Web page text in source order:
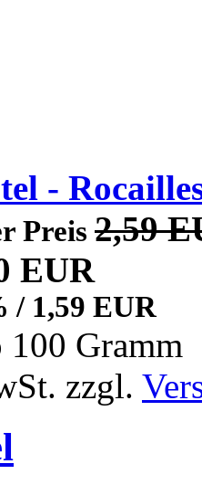
-
Preis 2,59
EUR
/ 1,59 EUR
Gramm
zzgl.